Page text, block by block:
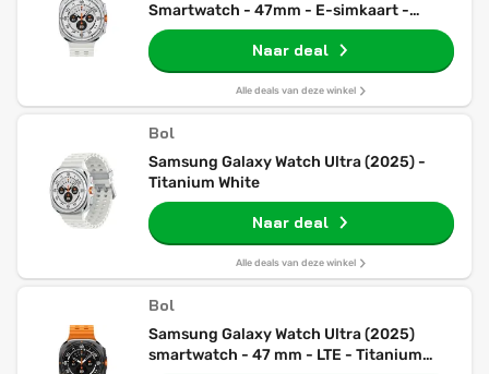
Smartwatch - 47mm - E-simkaart -
Titanium White
Naar deal
Alle deals van deze winkel
Bol
Samsung Galaxy Watch Ultra (2025) -
Titanium White
Naar deal
Alle deals van deze winkel
Bol
Samsung Galaxy Watch Ultra (2025)
smartwatch - 47 mm - LTE - Titanium